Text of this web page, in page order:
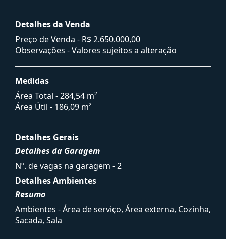
Detalhes da Venda
Preço de Venda - R$ 2.650.000,00
Observações - Valores sujeitos a alteração
Medidas
Área Total - 284,54 m²
Área Útil - 186,09 m²
Detalhes Gerais
Detalhes da Garagem
Nº. de vagas na garagem - 2
Detalhes Ambientes
Resumo
Ambientes - Área de serviço, Área externa, Cozinha,
Sacada, Sala